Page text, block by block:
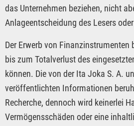
das Unternehmen beziehen, nicht
Anlageentscheidung des Lesers
Der Erwerb von Finanzinstrumenten
bis zum Totalverlust des
können. Die von der Ita Joka S. A.
veröffentlichten Informationen
Recherche, dennoch wird keinerlei
Vermögensschäden oder eine